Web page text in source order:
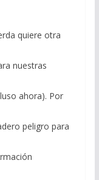
quiere otra
nuestras
ahora). Por
peligro para